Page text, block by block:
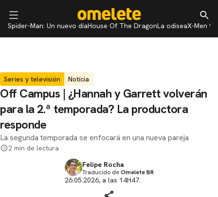
Spider-Man: Un nuevo díaHouse Of The DragonLa odiseaX-Men 97
Series y televisión Notícia
Off Campus | ¿Hannah y Garrett volverán
para la 2.ª temporada? La productora
responde
La segunda temporada se enfocará en una nueva pareja
2 min de lectura
Felipe Rocha
Traducido deOmelete BR
26.05.2026, a las 14H47.